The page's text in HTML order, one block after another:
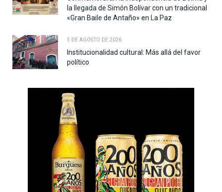
la llegada de Simón Bolívar con un tradicional
«Gran Baile de Antaño» en La Paz
5 DE AGOSTO DE 2026
Institucionalidad cultural: Más allá del favor
político